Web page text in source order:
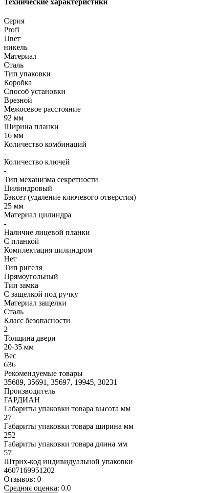
Технические характеристики
Серия
Profi
Цвет
никель
Материал
Сталь
Тип упаковки
Коробка
Способ установки
Врезной
Межосевое расстояние
92 мм
Ширина планки
16 мм
Количество комбинаций
-
Количество ключей
-
Тип механизма секретности
Цилиндровый
Бэксет (удаление ключевого отверстия)
25 мм
Материал цилиндра
-
Наличие лицевой планки
С планкой
Комплектация цилиндром
Нет
Тип ригеля
Прямоугольный
Тип замка
С защелкой под ручку
Материал защелки
Сталь
Класс безопасности
2
Толщина двери
20-35 мм
Вес
636
Рекомендуемые товары
35689, 35691, 35697, 19945, 30231
Производитель
ГАРДИАН
Габариты упаковки товара высота мм
27
Габариты упаковки товара ширина мм
252
Габариты упаковки товара длина мм
57
Штрих-код индивидуальной упаковки
4607169951202
Отзывов: 0
Средняя оценка: 0.0